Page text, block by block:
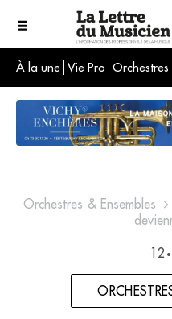
À la une Vie Pro Orchestres
Le
Orchestres & Ensembles
12 •